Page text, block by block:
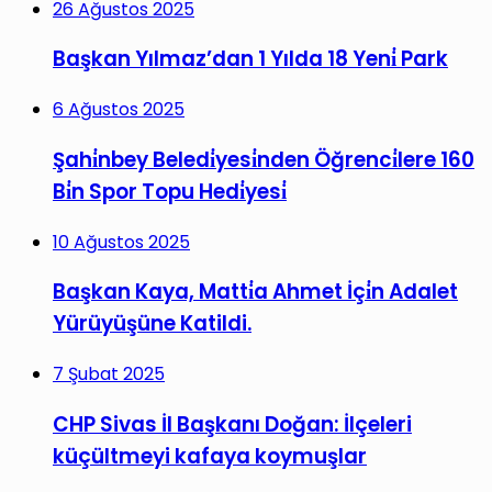
26 Ağustos 2025
Başkan Yılmaz’dan 1 Yılda 18 Yeni̇ Park
6 Ağustos 2025
Şahi̇nbey Beledi̇yesi̇nden Öğrenci̇lere 160
Bi̇n Spor Topu Hedi̇yesi̇
10 Ağustos 2025
Başkan Kaya, Matti̇a Ahmet İçi̇n Adalet
Yürüyüşüne Katildi.
7 Şubat 2025
CHP Sivas İl Başkanı Doğan: İlçeleri
küçültmeyi kafaya koymuşlar